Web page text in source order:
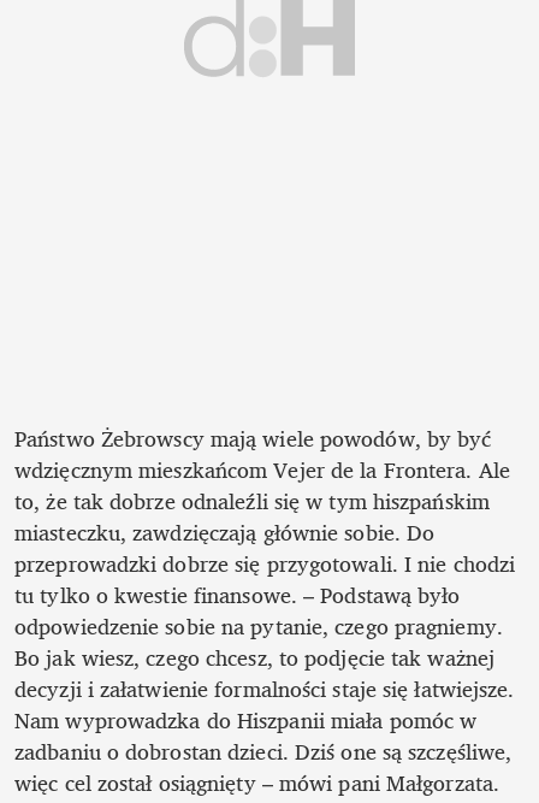
Państwo Żebrowscy mają wiele powodów, by być
wdzięcznym mieszkańcom Vejer de la Frontera. Ale
to, że tak dobrze odnaleźli się w tym hiszpańskim
miasteczku, zawdzięczają głównie sobie. Do
przeprowadzki dobrze się przygotowali. I nie chodzi
tu tylko o kwestie finansowe. – Podstawą było
odpowiedzenie sobie na pytanie, czego pragniemy.
Bo jak wiesz, czego chcesz, to podjęcie tak ważnej
decyzji i załatwienie formalności staje się łatwiejsze.
Nam wyprowadzka do Hiszpanii miała pomóc w
zadbaniu o dobrostan dzieci. Dziś one są szczęśliwe,
więc cel został osiągnięty – mówi pani Małgorzata.